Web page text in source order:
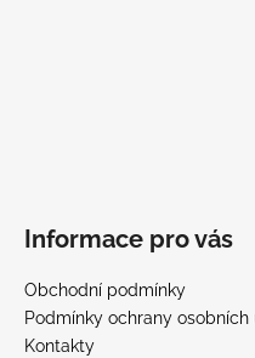
Informace pro vás
Obchodní podmínky
Podmínky ochrany osobních
Kontakty